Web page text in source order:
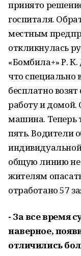
принято
госпиталя.
местным
откликнулась
«Бомбила+» Р.
что
бесплатно
работу и домой.
машина. Теперь
пять. Водители
общую линию
жителям
отработано 57
- За все время
наверное,
отличились